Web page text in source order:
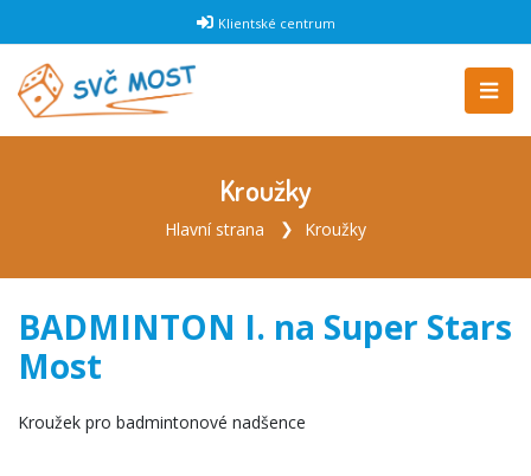
Klientské centrum
Kroužky
Hlavní strana Kroužky
BADMINTON I. na Super Stars
Most
Kroužek pro badmintonové nadšence